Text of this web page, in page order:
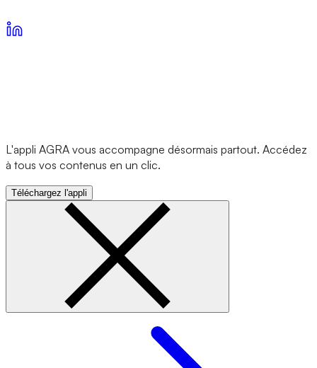
L'appli AGRA vous accompagne désormais partout. Accédez
à tous vos contenus en un clic.
Téléchargez l'appli